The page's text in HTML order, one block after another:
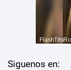
Siguenos en: